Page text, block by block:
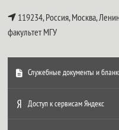
119234, Россия, Москва,
факультет МГУ
Служебные документы и
Доступ к сервисам Яндекс